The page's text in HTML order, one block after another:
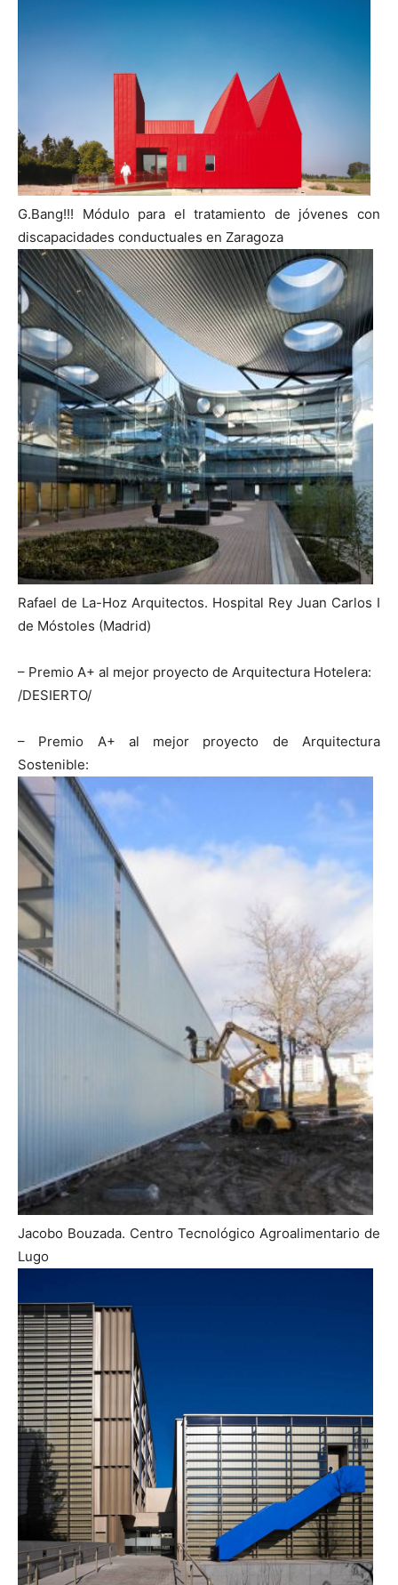
G.Bang!!! Módulo para el tratamiento de jóvenes con
discapacidades conductuales en Zaragoza
Rafael de La-Hoz Arquitectos. Hospital Rey Juan Carlos I
de Móstoles (Madrid)
– Premio A+ al mejor proyecto de Arquitectura Hotelera:
/DESIERTO/
– Premio A+ al mejor proyecto de Arquitectura
Sostenible:
Jacobo Bouzada. Centro Tecnológico Agroalimentario de
Lugo